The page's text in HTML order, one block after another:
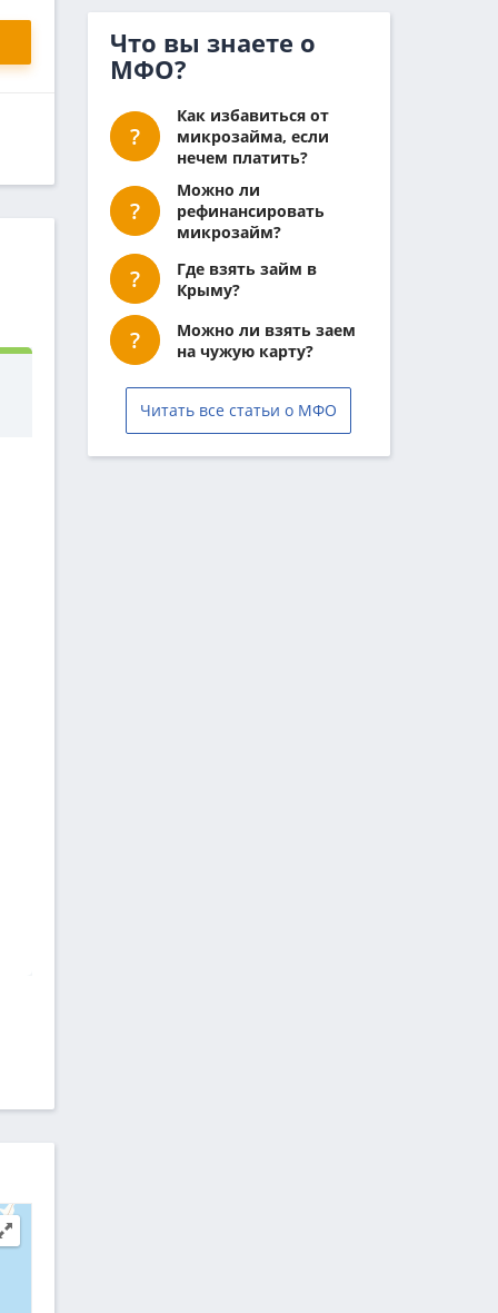
Что вы знаете о
МФО?
Как избавиться от
микрозайма, если
нечем платить?
Можно ли
рефинансировать
микрозайм?
Где взять займ в
Крыму?
Можно ли взять заем
на чужую карту?
Читать все статьи о МФО